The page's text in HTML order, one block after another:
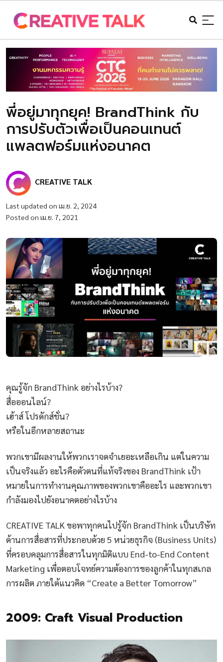
พี่อยู่มาทุกยุค! BrandThink กับ
การปรับตัวเพื่อเป็นคอนเทนต์
แพลตฟอร์มแห่งอนาคต
CREATIVE TALK
Last updated on เม.ย. 2, 2024
Posted on เม.ย. 7, 2021
คุณรู้จัก BrandThink อย่างไรบ้าง?
สื่อออนไลน์?
เฮ้าส์ โปรดักส์ชั่น?
หรือในอีกหลายสถานะ
พวกเขามีผลงานให้พวกเราจดจำเยอะเหลือเกิน แต่ในความ
เป็นจริงแล้ว อะไรคือตัวตนที่แท้จริงของ BrandThink เป้า
หมายในการทำงานคุณภาพของพวกเขาคืออะไร และพวกเขา
กำลังมองไปยังอนาคตอย่างไรบ้าง
CREATIVE TALK ขอพาทุกคนไปรู้จัก BrandThink เป็นบริษัท
ด้านการสื่อสารที่ประกอบด้วย 5 หน่วยธุรกิจ (Business Units)
ที่ครอบคลุมการสื่อสารในทุกมิติแบบ End-to-End Content
Marketing เพื่อตอบโจทย์ความต้องการของลูกค้าในทุกสเกล
การผลิต ภายใต้แนวคิด “Create a Better Tomorrow”
2009: Craft Visual Production